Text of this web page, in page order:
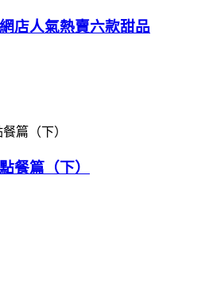
店人氣熱賣六款甜品
餐篇（下）